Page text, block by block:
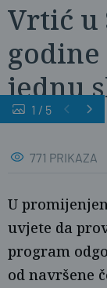
Vrtić u
jednu
1 / 5
771 PRIKAZA
U
uvjete da
program
od navršene